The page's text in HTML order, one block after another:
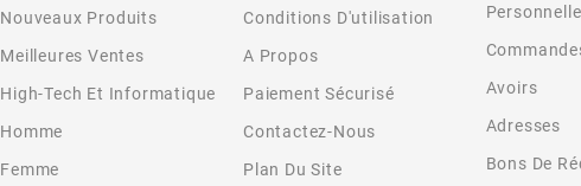
Nouveaux Produits
Meilleures Ventes
High-Tech Et Informatique
Homme
Femme
Conditions D'utilisation
A Propos
Paiement Sécurisé
Contactez-Nous
Plan Du Site
Avoirs
Adresses
Bons De